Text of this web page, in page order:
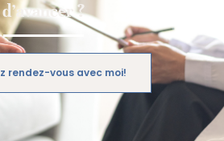
d’avancer ?
rendez-vous avec moi!